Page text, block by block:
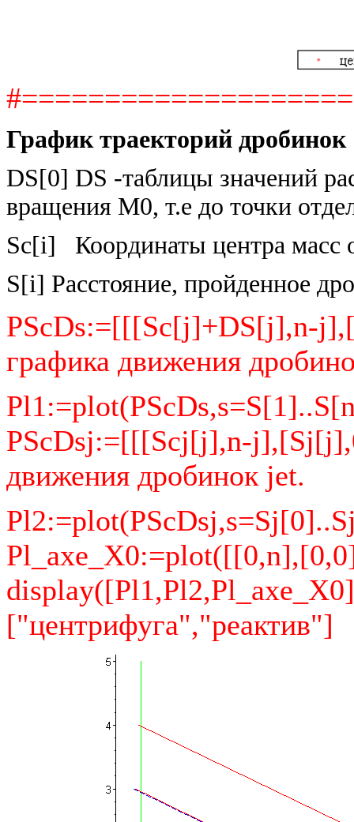
График траекторий дробинок
DS[0] DS -таблицы значений
вращения M0, т.е до точки
Sc[i] Координаты центра масс
S[i] Расстояние, пройденное
PScDs:=[[[Sc[j]+DS[j],n-
графика движения
PScDsj:=[[[Scj[j],n-
движения дробинок jet.
["центрифуга","реактив"]